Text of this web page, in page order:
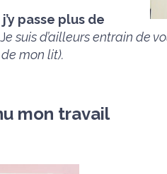
passe plus de
e suis d’ailleurs entrain de
mon lit).
mon travail